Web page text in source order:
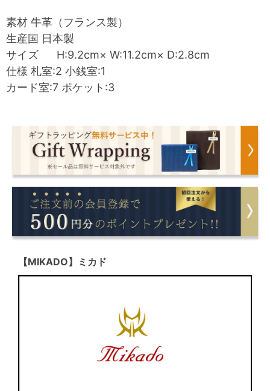
素材 牛革（フランス製）
生産国 日本製
サイズ H:9.2cm× W:11.2cm× D:2.8cm
仕様 札室:2 小銭室:1
カード室:7 ポケット:3
【MIKADO】ミカド